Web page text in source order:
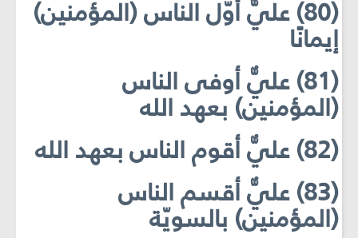
(80) عليٌّ أوّل الناس (المؤمنين)
إيمانًا
(81) عليٌّ أوفى الناس
(المؤمنين) بعهد الله
(82) عليٌّ أقوم الناس بعهد الله
(83) عليٌّ أقسم الناس
(المؤمنين) بالسويّة